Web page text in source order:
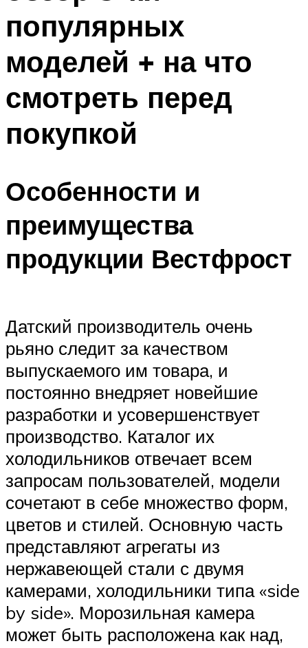
популярных
моделей + на что
смотреть перед
покупкой
Особенности и
преимущества
продукции Вестфрост
Датский производитель очень
рьяно следит за качеством
выпускаемого им товара, и
постоянно внедряет новейшие
разработки и усовершенствует
производство. Каталог их
холодильников отвечает всем
запросам пользователей, модели
сочетают в себе множество форм,
цветов и стилей. Основную часть
представляют агрегаты из
нержавеющей стали с двумя
камерами, холодильники типа «side
by side». Морозильная камера
может быть расположена как над,